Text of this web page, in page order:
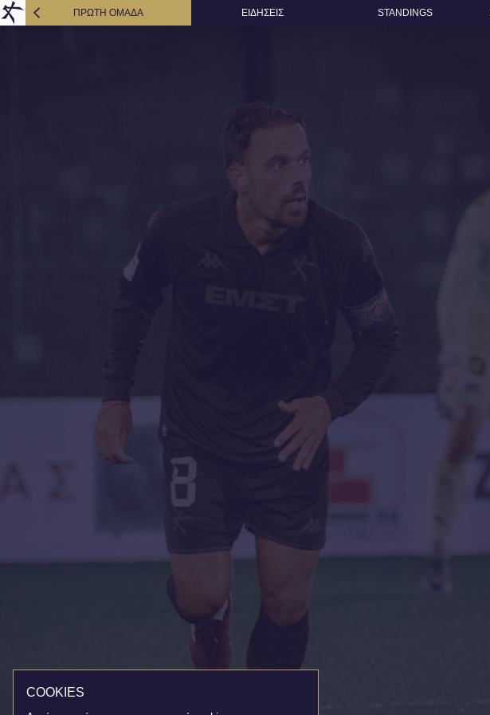
ΠΡΩΤΗ ΟΜΑΔΑ ΕΙΔΗΣΕΙΣ STANDINGS
COOKIES